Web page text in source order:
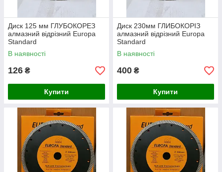
Диск 125 мм ГЛУБОКОРЕЗ
алмазний відрізний Europa
Standard
В наявності
126 ₴
Купити
Диск 230мм ГЛИБОКОРІЗ
алмазний відрізний Europa
Standard
В наявності
400 ₴
Купити